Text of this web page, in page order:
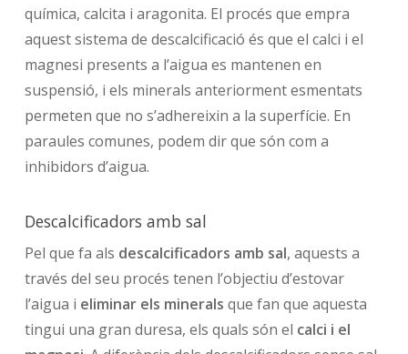
química, calcita i aragonita. El procés que empra
aquest sistema de descalcificació és que el calci i el
magnesi presents a l’aigua es mantenen en
suspensió, i els minerals anteriorment esmentats
permeten que no s’adhereixin a la superfície. En
paraules comunes, podem dir que són com a
inhibidors d’aigua.
Descalcificadors amb sal
Pel que fa als descalcificadors amb sal, aquests a
través del seu procés tenen l’objectiu d’estovar
l’aigua i eliminar els minerals que fan que aquesta
tingui una gran duresa, els quals són el calci i el